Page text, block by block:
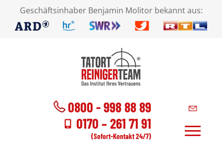
Geschäftsinhaber Benjamin Molitor bekannt aus:
0800 - 998 88 89
0170 – 261 71 91
(Sofort-Kontakt 24/7)